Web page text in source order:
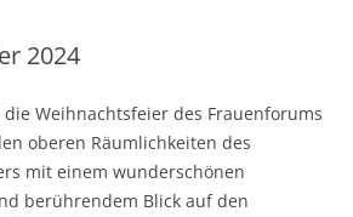
2024
die Weihnachtsfeier des Frauenforums
oberen Räumlichkeiten des
mit einem wunderschönen
berührendem Blick auf den